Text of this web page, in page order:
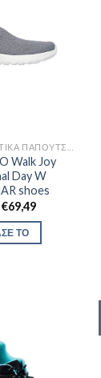
Walk Joy
Day W
shoes
Original
price
was:
€79,00.
€69,49Η
ΤΟ